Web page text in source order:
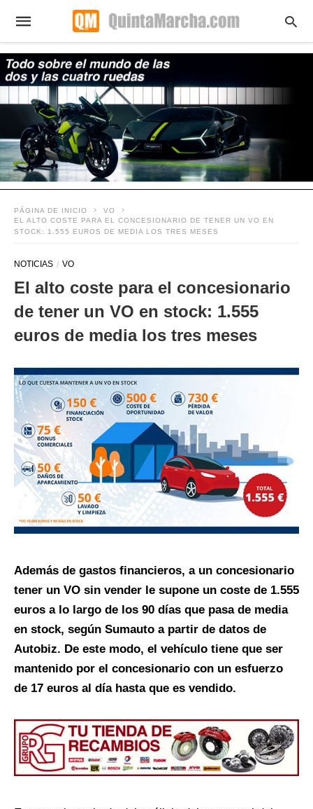
PÁGINA DE INICIO
VO
EL ALTO COSTE PARA EL CONCESIONARIO DE TENER UN VO EN
STOCK: 1.555 EUROS DE MEDIA LOS TRES MESES
NOTICIAS VO
El alto coste para el concesionario
de tener un VO en stock: 1.555
euros de media los tres meses
Además de gastos financieros, a un concesionario
tener un VO sin vender le supone un coste de 1.555
euros a lo largo de los 90 días que pasa de media
en stock, según Sumauto a partir de datos de
Autobiz. De este modo, el vehículo tiene que ser
mantenido por el concesionario con un esfuerzo
de 17 euros al día hasta que es vendido.